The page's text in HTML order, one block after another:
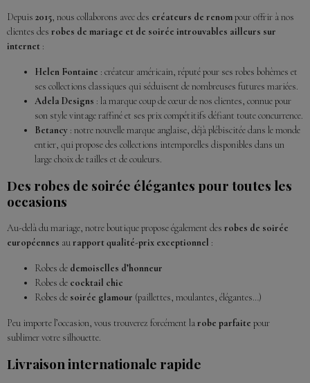
Depuis 2015, nous collaborons avec des créateurs de renompour offrir à nos
clientes des robes de mariage et de soirée introuvables ailleurs sur
internet :
Helen Fontaine : créateur américain, réputé pour ses robes bohèmes et
ses collections classiques qui séduisent de nombreuses futures mariées.
Adela Designs : la marque coup de cœur de nos clientes, connue pour
son style vintage raffiné et ses prix compétitifs défiant toute concurrence.
Betancy : notre nouvelle marque anglaise, déjà plébiscitée dans le monde
entier, qui propose des collections intemporelles disponibles dans un
large choix de tailles et de couleurs.
Des robes de soirée élégantes pour toutes les
occasions
Au-delà du mariage, notre boutique propose également des robes de soirée
européennes aurapport qualité-prix exceptionnel :
Robes de demoiselles d’honneur
Robes de cocktail chic
Robes de soirée glamour (paillettes, moulantes, élégantes…)
Peu importe l’occasion, vous trouverez forcément larobe parfaite pour
sublimer votre silhouette.
Livraison internationale rapide